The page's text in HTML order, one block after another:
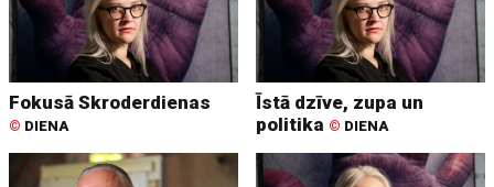
Fokusā Skroderdienas
© DIENA
Īstā dzīve, zupa un
politika © DIENA